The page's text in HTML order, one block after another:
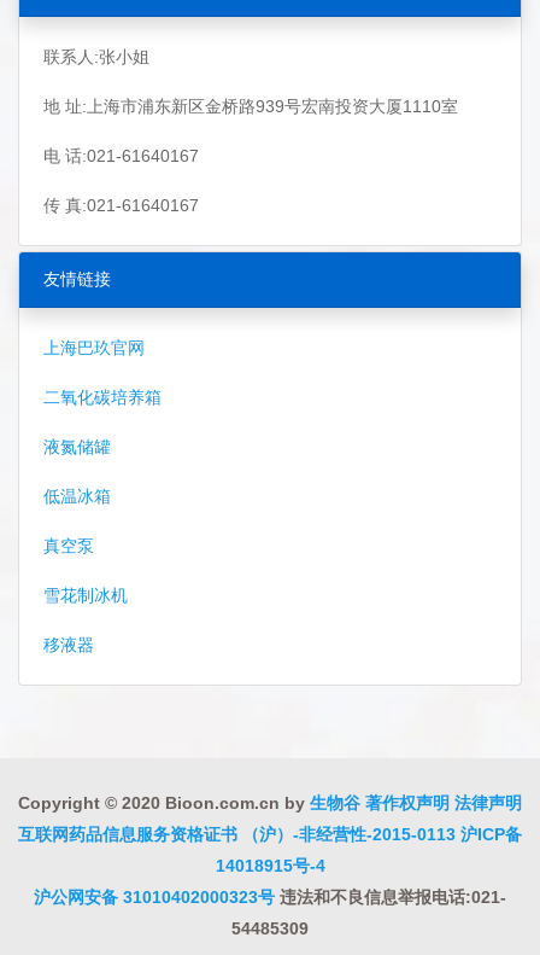
联系人:张小姐
地 址:上海市浦东新区金桥路939号宏南投资大厦1110室
电 话:021-61640167
传 真:021-61640167
友情链接
上海巴玖官网
二氧化碳培养箱
液氮储罐
低温冰箱
真空泵
雪花制冰机
移液器
Copyright © 2020 Bioon.com.cn by 生物谷 著作权声明 法律声明
互联网药品信息服务资格证书 （沪）-非经营性-2015-0113 沪ICP备
14018915号-4
沪公网安备 31010402000323号 违法和不良信息举报电话:021-
54485309